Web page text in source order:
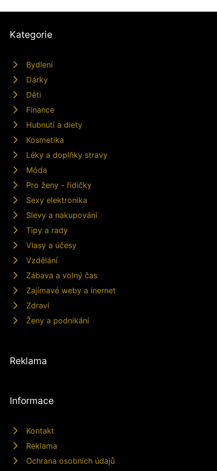
Kategorie
Bydlení
Dárky
Děti
Finance
Hubnutí a diety
Kosmetika
Léky a doplňky stravy
Móda
Pro ženy - řidičky
Sexy elektronika
Slevy a nakupování
Tipy a rady
Vlasy a účesy
Vzdělání
Zábava a volný čas
Zajímavé weby a inernet
Zdraví
Ženy a podnikání
Reklama
Informace
Kontakt
Reklama
Ochrana osobních údajů